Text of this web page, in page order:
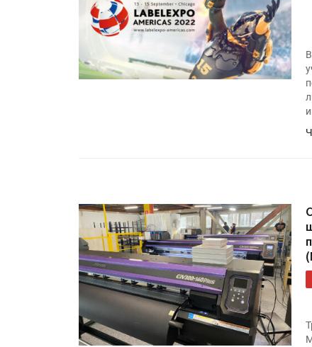
УФ-принтер Mimaki
запущен в компании